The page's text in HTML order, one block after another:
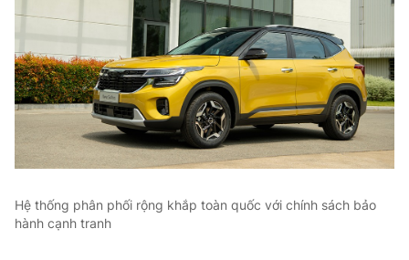
Hệ thống phân phối rộng khắp toàn quốc với chính sách bảo
hành cạnh tranh